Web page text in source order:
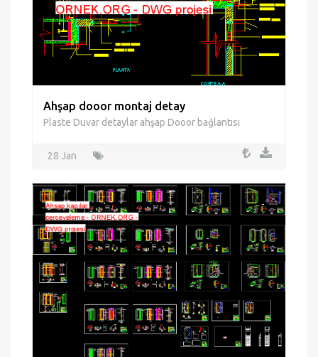
Ahşap dooor montaj detay
Plaste Duvar detaylar ahşap Dooor bağlantısı
28 Jan